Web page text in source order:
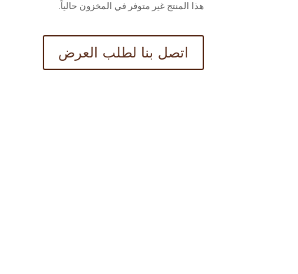
هذا المنتج غير متوفر في المخزون حالياً.
اتصل بنا لطلب العرض